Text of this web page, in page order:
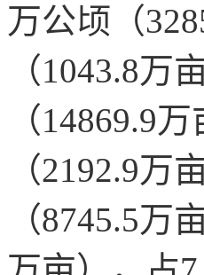
万公顷（
（1043.8万
（14869.9
（2192.9万
（8745.5万